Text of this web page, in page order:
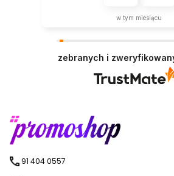
w tym miesiącu
zebranych i
91 404 0557